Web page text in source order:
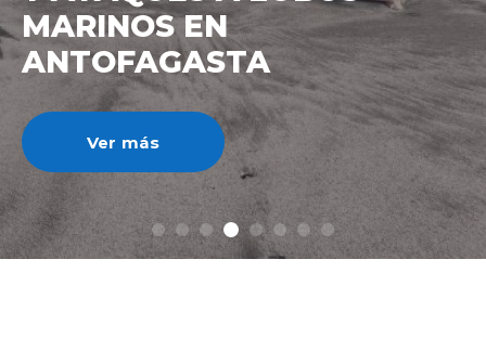
IMPUESTO AL CRÉDITO
HIPOTECARIO A UN 3%
Ver más